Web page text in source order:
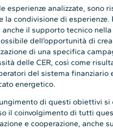
esperienze analizzate, sono
la condivisione di esperienze.
il supporto tecnico nella
dell’opportunità di
di una specifica
delle CER, così come
del sistema
energetico.
di questi obiettivi si
il coinvolgimento di tutti
e cooperazione, anche